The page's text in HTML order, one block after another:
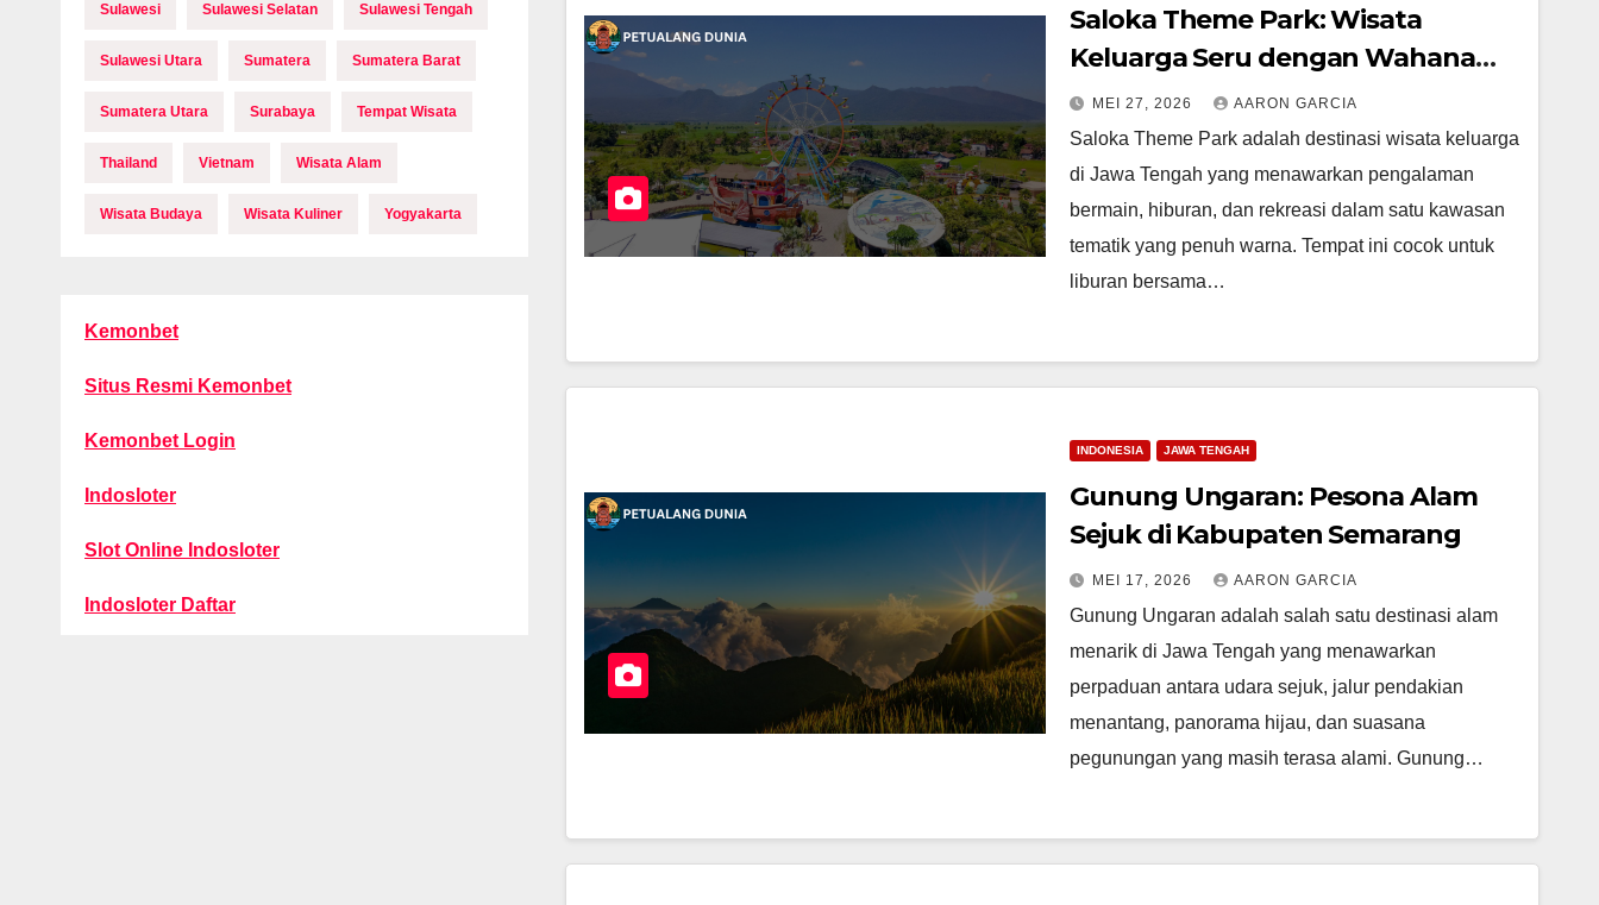
Sulawesi Sulawesi Selatan Sulawesi Tengah
Sulawesi Utara Sumatera Sumatera Barat
Sumatera Utara Surabaya Tempat Wisata
Thailand Vietnam Wisata Alam
Wisata Budaya Wisata Kuliner Yogyakarta
Kemonbet
Situs Resmi Kemonbet
Kemonbet Login
Indosloter
Slot Online Indosloter
Indosloter Daftar
Saloka Theme Park: Wisata
Keluarga Seru dengan Wahana
Tematik di Jawa Tengah
MEI 27, 2026 AARON GARCIA
Saloka Theme Park adalah destinasi wisata keluarga
di Jawa Tengah yang menawarkan pengalaman
bermain, hiburan, dan rekreasi dalam satu kawasan
tematik yang penuh warna. Tempat ini cocok untuk
liburan bersama…
INDONESIA JAWA TENGAH
Gunung Ungaran: Pesona Alam
Sejuk di Kabupaten Semarang
MEI 17, 2026 AARON GARCIA
Gunung Ungaran adalah salah satu destinasi alam
menarik di Jawa Tengah yang menawarkan
perpaduan antara udara sejuk, jalur pendakian
menantang, panorama hijau, dan suasana
pegunungan yang masih terasa alami. Gunung…